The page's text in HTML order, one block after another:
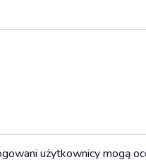
użytkownicy mogą